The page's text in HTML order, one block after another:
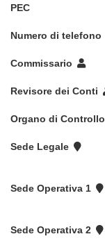
PEC
Numero di telefono
Commissario
Revisore dei Conti
Organo di Controllo
Sede Legale
Sede Operativa 1
Sede Operativa 2